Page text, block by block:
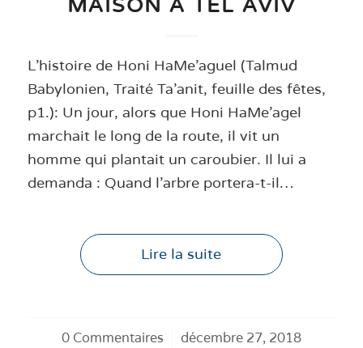
MAISON À TEL AVIV
L'histoire de Honi HaMe'aguel (Talmud
Babylonien, Traité Ta'anit, feuille des fêtes,
p1.): Un jour, alors que Honi HaMe'agel
marchait le long de la route, il vit un
homme qui plantait un caroubier. Il lui a
demanda : Quand l'arbre portera-t-il…
Lire la suite
0 Commentaires
/ décembre 27, 2018